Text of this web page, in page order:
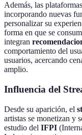
Además, las
incorporando nuevas
personalizar su
forma en que se
integran
comportamiento del
usuarios, acercando
amplio.
Influencia del
Desde su aparición, el
artistas se monetizan y
estudio del IFPI